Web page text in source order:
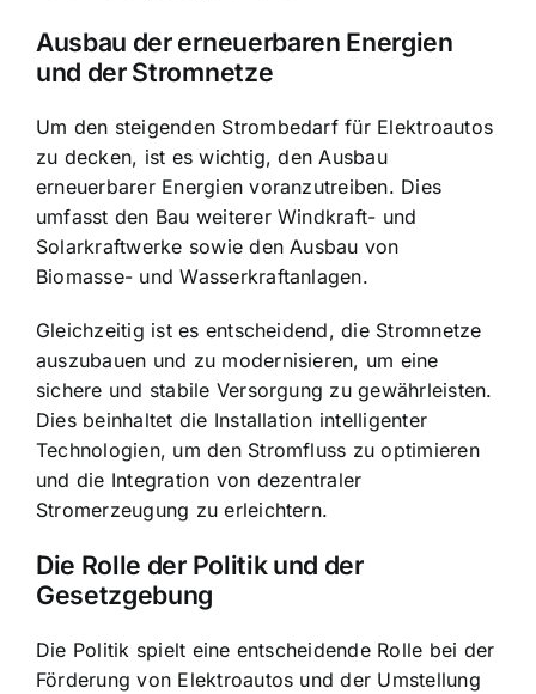
Ausbau der erneuerbaren Energien
und der Stromnetze
Um den steigenden Strombedarf für Elektroautos
zu decken, ist es wichtig, den Ausbau
erneuerbarer Energien voranzutreiben. Dies
umfasst den Bau weiterer Windkraft- und
Solarkraftwerke sowie den Ausbau von
Biomasse- und Wasserkraftanlagen.
Gleichzeitig ist es entscheidend, die Stromnetze
auszubauen und zu modernisieren, um eine
sichere und stabile Versorgung zu gewährleisten.
Dies beinhaltet die Installation intelligenter
Technologien, um den Stromfluss zu optimieren
und die Integration von dezentraler
Stromerzeugung zu erleichtern.
Die Rolle der Politik und der
Gesetzgebung
Die Politik spielt eine entscheidende Rolle bei der
Förderung von Elektroautos und der Umstellung